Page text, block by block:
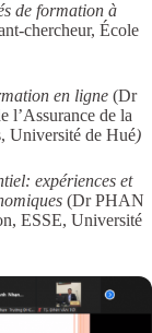
de formation à
chercheur, École
en ligne (Dr
l’Assurance de la
Université de Hué)
expériences et
(Dr PHAN
ESSE, Université